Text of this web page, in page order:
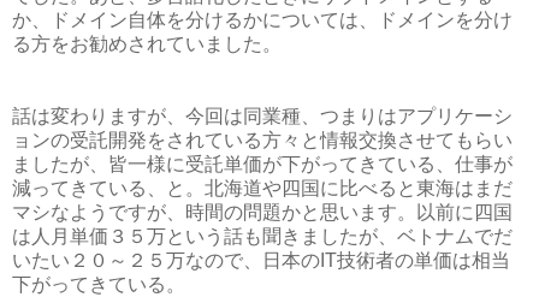
か、ドメイン自体を分けるかについては、ドメインを分け
る方をお勧めされていました。
話は変わりますが、今回は同業種、つまりはアプリケーシ
ョンの受託開発をされている方々と情報交換させてもらい
ましたが、皆一様に受託単価が下がってきている、仕事が
減ってきている、と。北海道や四国に比べると東海はまだ
マシなようですが、時間の問題かと思います。以前に四国
は人月単価３５万という話も聞きましたが、ベトナムでだ
いたい２０～２５万なので、日本のIT技術者の単価は相当
下がってきている。